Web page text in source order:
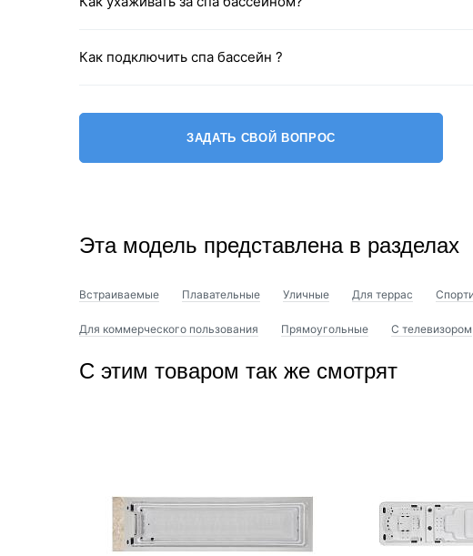
Как подключить спа бассейн ?
ЗАДАТЬ СВОЙ ВОПРОС
Эта модель представлена в разделах
Встраиваемые Плавательные Уличные Для террас
Для коммерческого пользования Прямоугольные С телевизором
С этим товаром так же смотрят